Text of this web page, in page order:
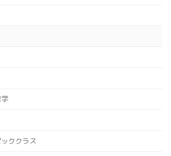
ククラス